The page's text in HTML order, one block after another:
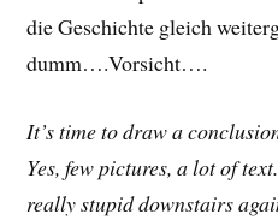
die Geschichte gleich
dumm….Vorsicht….
It’s time to draw a
Yes, few pictures, a lot of
really stupid downstairs